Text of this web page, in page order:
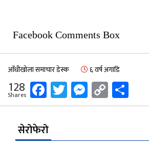
Facebook Comments Box
आँधीखोला समाचार डेस्क ६ वर्ष अगाडि
128
Shares Facebook
Twitter
Messenger
Copy
Link
सेरोफेरो